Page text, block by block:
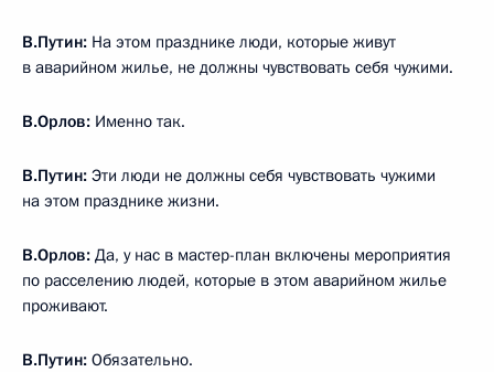
В.Путин: На этом празднике люди, которые живут
в аварийном жилье, не должны чувствовать себя чужими.
В.Орлов: Именно так.
В.Путин: Эти люди не должны себя чувствовать чужими
на этом празднике жизни.
В.Орлов: Да, у нас в мастер-план включены мероприятия
по расселению людей, которые в этом аварийном жилье
проживают.
В.Путин: Обязательно.